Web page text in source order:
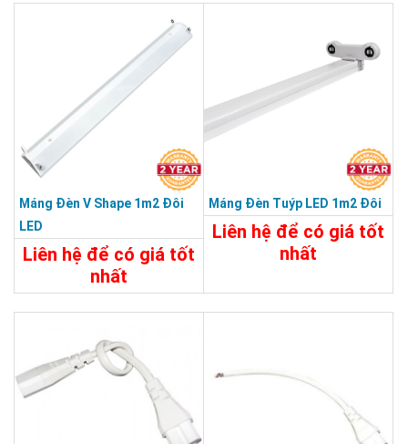
Máng Đèn V Shape 1m2 Đôi
LED
Liên hệ để có giá tốt
nhất
195.000đ
Máng Đèn Tuýp LED 1m2 Đôi
Liên hệ để có giá tốt
nhất